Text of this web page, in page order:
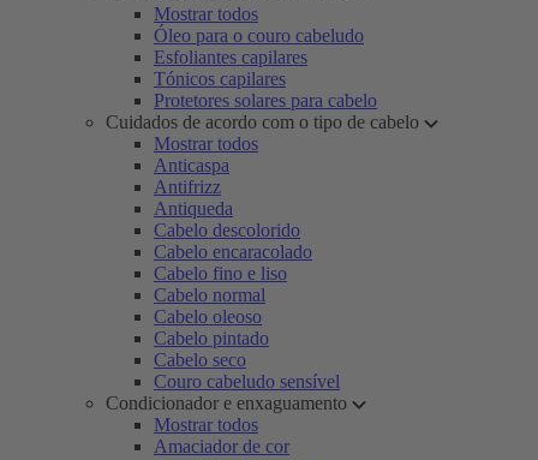
Mostrar todos
Óleo para o couro cabeludo
Esfoliantes capilares
Tónicos capilares
Protetores solares para cabelo
Cuidados de acordo com o tipo de cabelo
Mostrar todos
Anticaspa
Antifrizz
Antiqueda
Cabelo descolorido
Cabelo encaracolado
Cabelo fino e liso
Cabelo normal
Cabelo oleoso
Cabelo pintado
Cabelo seco
Couro cabeludo sensível
Condicionador e enxaguamento
Mostrar todos
Amaciador de cor